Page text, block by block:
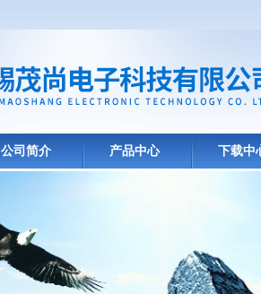
公司简介 产品中心 下载中